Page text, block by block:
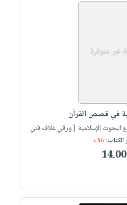
في قصص القرآن
البحوث الإسلامية |ورقي غلاف فني
الكتاب: نافـد